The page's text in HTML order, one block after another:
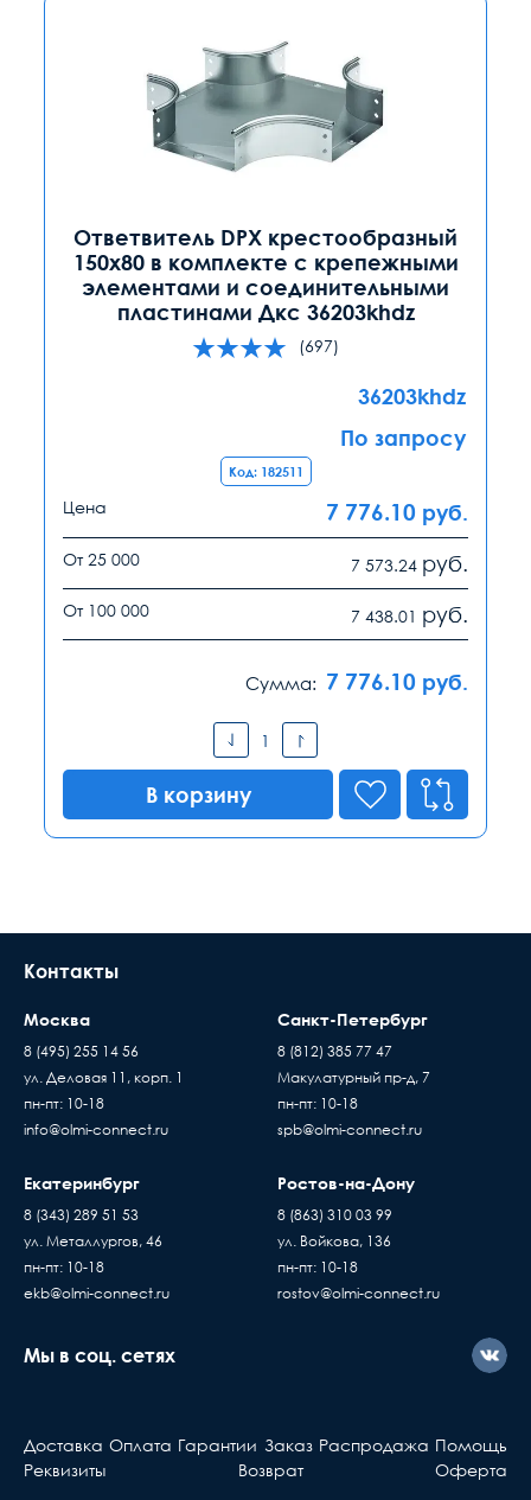
Ответвитель DPX крестообразный
150х80 в комплекте с крепежными
элементами и соединительными
пластинами Дкс 36203khdz
(697)
36203khdz
По запросу
Код: 182511
Цена 7 776.10 руб.
От 25 000 7 573.24 руб.
От 100 000 7 438.01 руб.
Сумма: 7 776.10 руб.
В корзину
Контакты
Москва
8 (495) 255 14 56
ул. Деловая 11, корп. 1
пн-пт: 10-18
info@olmi-connect.ru
Санкт-Петербург
8 (812) 385 77 47
Макулатурный пр-д, 7
пн-пт: 10-18
spb@olmi-connect.ru
Екатеринбург
8 (343) 289 51 53
ул. Металлургов, 46
пн-пт: 10-18
ekb@olmi-connect.ru
Ростов-на-Дону
8 (863) 310 03 99
ул. Войкова, 136
пн-пт: 10-18
rostov@olmi-connect.ru
Мы в соц. сетях
Доставка Оплата Гарантии Заказ Распродажа Помощь
Реквизиты
Возврат Оферта